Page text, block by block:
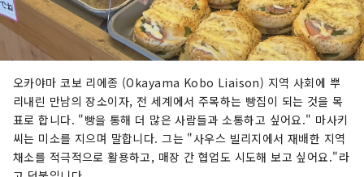
오카야마 코보 리에종 (Okayama Kobo Liaison) 지역 사회에 뿌
리내린 만남의 장소이자, 전 세계에서 주목하는 빵집이 되는 것을 목
표로 합니다. "빵을 통해 더 많은 사람들과 소통하고 싶어요." 마사키
씨는 미소를 지으며 말합니다. 그는 "사우스 빌리지에서 재배한 지역
채소를 적극적으로 활용하고, 매장 간 협업도 시도해 보고 싶어요."라